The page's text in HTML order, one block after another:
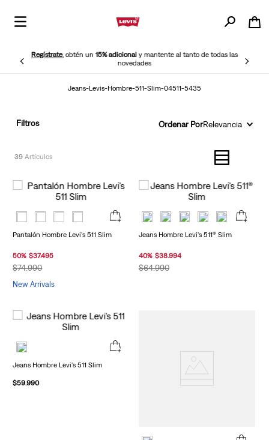
Regístrate, obtén un15% adicionaly mantente al tanto de todas las
novedades
Jeans-Levis-Hombre-511-Slim-04511-5435
Filtros Ordenar PorRelevancia
39
Pantalón Hombre Levi's 511 Slim
50% $37.495
$74.990
New Arrivals
Jeans Hombre Levi's 511® Slim
40% $38.994
$64.990
Jeans Hombre Levi's 511 Slim
$59.990